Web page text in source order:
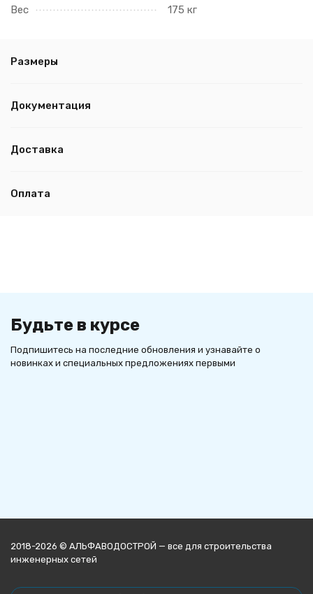
Вес 175 кг
Размеры
Документация
Доставка
Оплата
Будьте в курсе
Подпишитесь на последние обновления и узнавайте о
новинках и специальных предложениях первыми
2018-2026 © АЛЬФАВОДОСТРОЙ — все для строительства
инженерных сетей